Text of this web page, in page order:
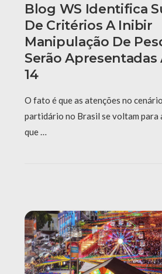
Blog WS Identifica
De Critérios A Inibir
Manipulação De
Serão Apresentadas
14
O fato é que as atenções no
partidário no Brasil se voltam para
que …